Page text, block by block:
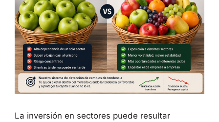
La inversión en sectores puede resultar